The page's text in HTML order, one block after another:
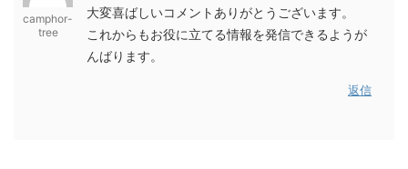
camphor-
tree
大変喜ばしいコメントありがとうございます。
これからもお役に立てる情報を発信できるようが
んばります。
返信